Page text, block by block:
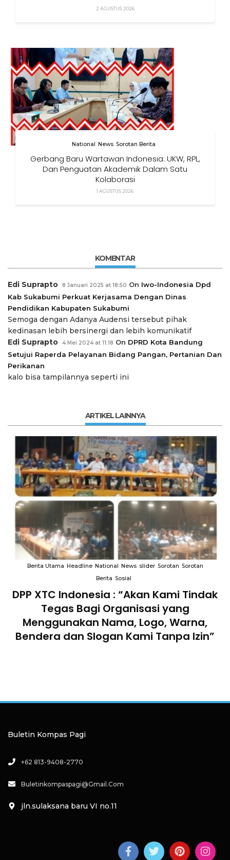
2 AGUSTUS 2026
National News Sorotan Berita
Gerbang Baru Wartawan Indonesia: UKW, RPL,
Dan Penguatan Akademik Dalam Satu
Kolaborasi
1 AGUSTUS 2026
KOMENTAR
Edi Suprapto 8 Januari 2025 at 18:50 On Iwo-Indonesia Dpd
Kab Sukabumi Perkuat Kerjasama Dengan Dinas
Pendidikan Kabupaten Sukabumi
Semoga dengan Adanya Audensi tersebut pihak
kedinasan lebih bersinergi dan lebih komunikatif
Edi Suprapto
4 Mei 2024 at 11:18 On DPRD Kota Bandung
Setujui Raperda Pelayanan Bidang Pangan, Pertanian Dan
Perikanan
kalo bisa tampilannya seperti ini
ARTIKEL LAINNYA
Berita Utama Headline National News slider Sorotan Sorotan
Berita Sosial
DPP XTC Indonesia : “Akan Kami Tindak
Tegas Bagi Organisasi yang
Menggunakan Nama, Logo, Warna,
Bendera dan Slogan Kami Tanpa Izin”
Buletin Kompas Pagi
+62 813-9408-2770
Buletinkompaspagi@gmail.com
jln.sulaksana baru VI no.11